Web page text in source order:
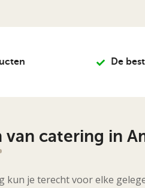
De
van catering in
kun je terecht voor elke